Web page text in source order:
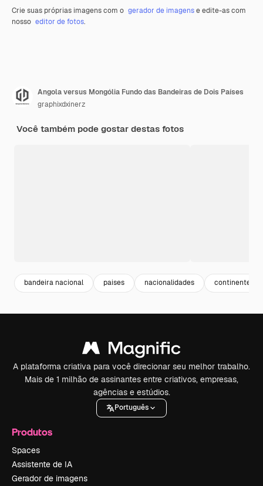
Crie suas próprias imagens com o gerador de imagense edite-as com
nosso editor de fotos.
Angola versus Mongólia Fundo das Bandeiras de Dois Países
graphixdxinerz
Você também pode gostar destas fotos
bandeira nacional paises nacionalidades continentes
A plataforma criativa para você direcionar seu melhor trabalho.
Mais de 1 milhão de assinantes entre criativos, empresas,
agências e estúdios.
Português
Produtos
Spaces
Assistente de IA
Gerador de imagens